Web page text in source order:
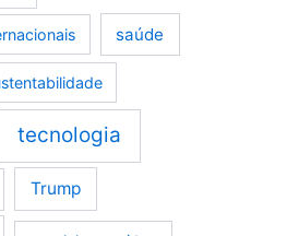
saúde
tecnologia
Trump